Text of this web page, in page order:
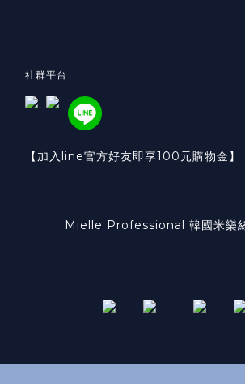
社群平台
【加入line官方好友即享100元購物金】
Mielle Professional 韓國米樂